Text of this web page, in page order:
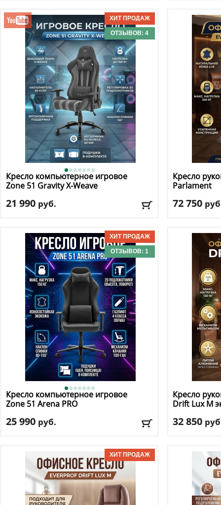
Механизм качания: топ ган
Регулировка по высоте : есть
Материал обивки: экокожа
Подлокотники: да
Доставка:БЕСПЛАТНО, 2-3 дня
Механизм
Регулировка
Материал
Доставка:
ОТЗЫВОВ: 4
Кресло компьютерное игровое
Zone 51 Gravity X-Weave
21 990 руб.
Механизм качания: топ ган
Регулировка по высоте: есть
Материал обивки: ткань
Подлокотники: да
Доставка:БЕСПЛАТНО, 2-3 дня
Кресло
Parlament
72 750
Механизм
Регулировка
Материал
Доставка:
ОТЗЫВОВ: 1
Кресло компьютерное игровое
Zone 51 Arena PRO
25 990 руб.
Регулировка по высоте : есть
Материал обивки: экокожа
Подлокотники: да
Доставка:БЕСПЛАТНО, 2-3 дня
Кресло
Drift Lux M
32 850
Механизм
Регулировка
Материал
Доставка: